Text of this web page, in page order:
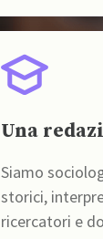
Una
Siamo
storici,
ricercatori e